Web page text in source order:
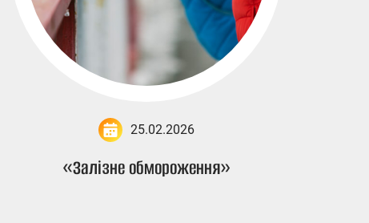
25.02.2026
«Залізне обмороження»